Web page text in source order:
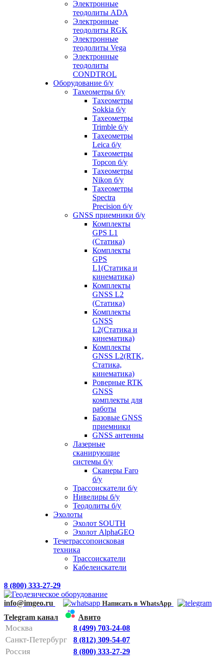
Электронные
теодолиты ADA
Электронные
теодолиты RGK
Электронные
теодолиты Vega
Электронные
теодолиты
CONDTROL
Оборудование б/у
Тахеометры б/у
Тахеометры
Sokkia б/у
Тахеометры
Trimble б/у
Тахеометры
Leica б/у
Тахеометры
Topcon б/у
Тахеометры
Nikon б/у
Тахеометры
Spectra
Precision б/у
GNSS приемники б/у
Комплекты
GPS L1
(Статика)
Комплекты
GPS
L1(Статика и
кинематика)
Комплекты
GNSS L2
(Статика)
Комплекты
GNSS
L2(Статика и
кинематика)
Комплекты
GNSS L2(RTK,
Статика,
кинематика)
Роверные RTK
GNSS
комплекты для
работы
Базовые GNSS
приемники
GNSS антенны
Лазерные
сканирующие
системы б/у
Сканеры Faro
б/у
Трассоискатели б/у
Нивелиры б/у
Теодолиты б/у
Эхолоты
Эхолот SOUTH
Эхолот AlphaGEO
Течетрассопоисковая
техника
Трассоискатели
Кабелеискатели
8 (800) 333-27-29
info@imgeo.ru Написать в WhatsApp
Telegram канал Авито
Москва 8 (499) 703-24-08
Санкт-Петербург 8 (812) 309-54-07
Россия 8 (800) 333-27-29